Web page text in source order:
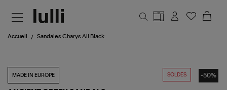
Accueil Sandales Charys All Black
SOLDES -50%
MADE IN EUROPE